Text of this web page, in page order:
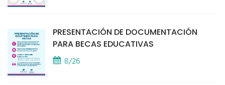
PRESENTACIÓN DE DOCUMENTACIÓN
PARA BECAS EDUCATIVAS
8/26